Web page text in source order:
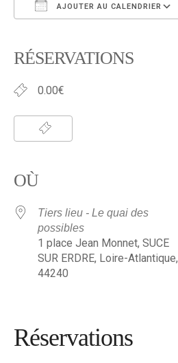
AJOUTER AU CALENDRIER
RÉSERVATIONS
0.00€
OÙ
Tiers lieu - Le quai des
possibles
1 place Jean Monnet, SUCE
SUR ERDRE, Loire-Atlantique,
44240
Réservations